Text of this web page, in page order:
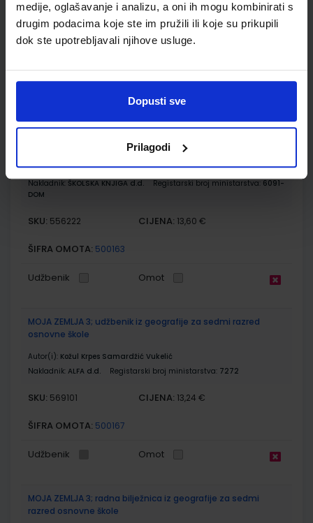
medije, oglašavanje i analizu, a oni ih mogu kombinirati s
drugim podacima koje ste im pružili ili koje su prikupili
dok ste upotrebljavali njihove usluge.
Dopusti sve
Prilagodi
Nakladnik: ŠKOLSKA KNJIGA d.d. Registarski broj ministarstva:6091
SKU: 556221 CIJENA:
Autor(i):Lukić Marić Zerdun Trenčevska Varga
Nakladnik: ŠKOLSKA KNJIGA d.d. Registarski broj ministarstva: 6091-
DOM
SKU: 556222 CIJENA: 13,60 €
ŠIFRA OMOTA: 500163
Udžbenik Omot
MOJA ZEMLJA 3; udžbenik iz geografije za sedmi razred
osnovne škole
Autor(i): Kožul Krpes Samardžić Vukelić
Nakladnik: ALFA d.d. Registarski broj ministarstva: 7272
SKU: 569101 CIJENA: 13,24 €
ŠIFRA OMOTA: 500167
Udžbenik Omot
MOJA ZEMLJA 3; radna bilježnica iz geografije za sedmi
razred osnovne škole